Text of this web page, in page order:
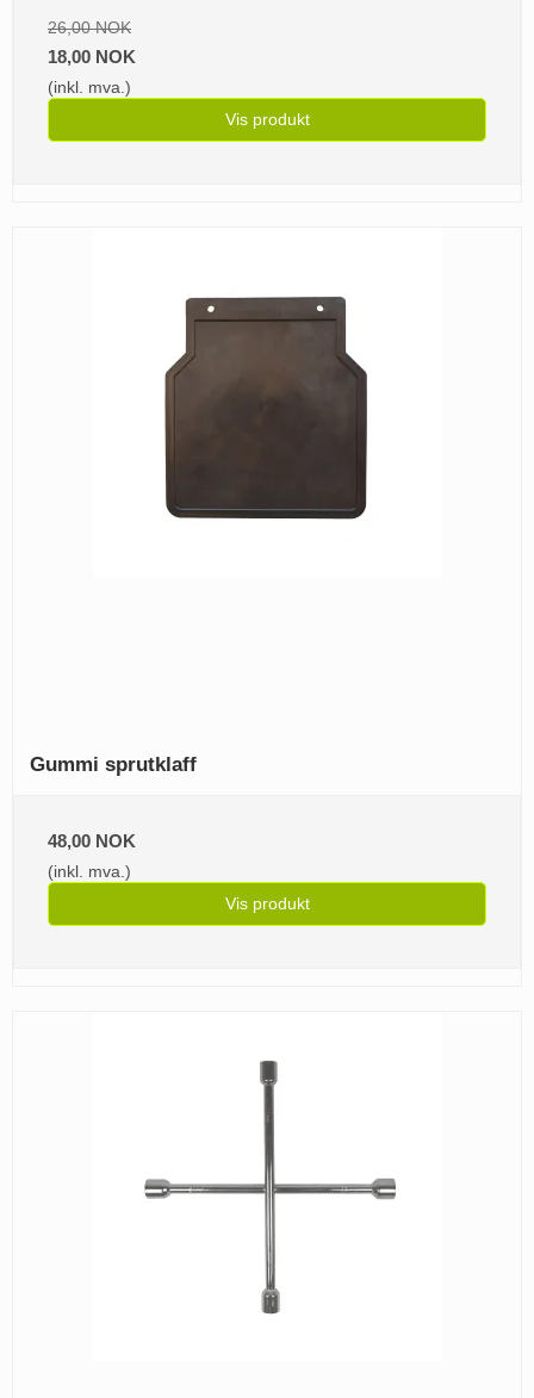
26,00 NOK
18,00 NOK
(inkl. mva.)
Vis produkt
Gummi sprutklaff
48,00 NOK
(inkl. mva.)
Vis produkt